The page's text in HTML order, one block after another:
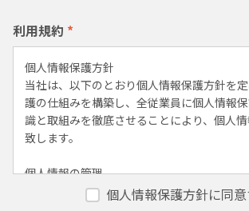
利用規約 *
個人情報保護方針
当社は、以下のとおり個人情報保護方針を
護の仕組みを構築し、全従業員に個人情報
識と取組みを徹底させることにより、個人
致します。
個人情報の管理
当社は、お客さまの個人情報を正確かつ最新
個人情報保護方針に同